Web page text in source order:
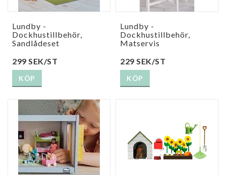
Lundby -
Dockhustillbehör,
Sandlådeset
299 SEK/ST
KÖP
Lundby -
Dockhustillbehör,
Matservis
229 SEK/ST
KÖP